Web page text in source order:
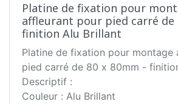
Platine de fixation pour
affleurant pour pied carré de
finition Alu Brillant
Platine de fixation pour montage
pied carré de 80 x 80mm -
Descriptif :
Couleur : Alu Brillant